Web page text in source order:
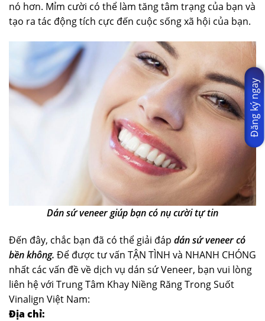
nó hơn. Mỉm cười có thể làm tăng tâm trạng của bạn và
tạo ra tác động tích cực đến cuộc sống xã hội của bạn.
Dán sứ veneer giúp bạn có nụ cười tự tin
Đến đây, chắc bạn đã có thể giải đáp dán sứ veneer có
bền không. Để được tư vấn TẬN TÌNH và NHANH CHÓNG
nhất các vấn đề về dịch vụ dán sứ Veneer, bạn vui lòng
liên hệ với Trung Tâm Khay Niềng Răng Trong Suốt
Vinalign Việt Nam:
Địa chỉ:
Đăng ký ngay